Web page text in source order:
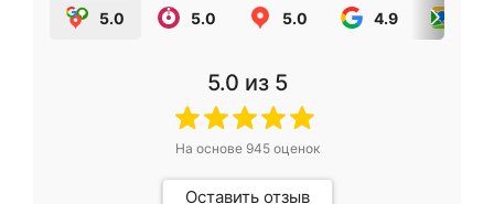
5.0 5.0 5.0 4.9
5.0 из 5
На основе 945оценок
Оставить отзыв